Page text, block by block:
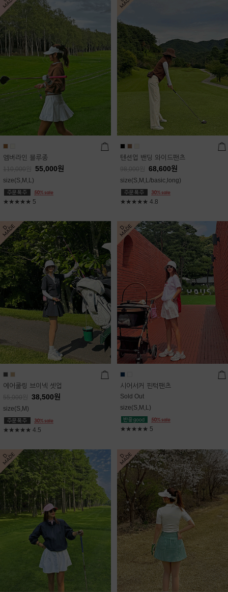
엠버라인 블루종
110,000 55,000원
size(S,M,L)
★★★★★ 5
텐션업 밴딩 와이드팬츠
98,000 68,600원
size(S,M,L/basic,long)
★★★★★ 4.8
에어쿨링 브이넥 셋업
55,000 38,500원
size(S,M)
★★★★★ 4.5
시어서커 핀턱팬츠
Sold Out
size(S,M,L)
★★★★★ 5